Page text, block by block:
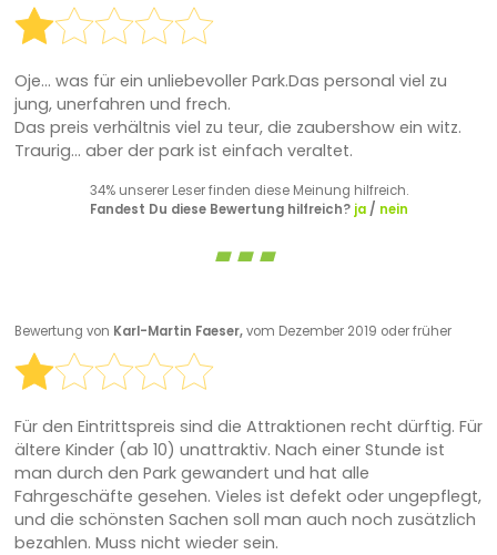
Oje... was für ein unliebevoller Park.Das personal viel zu
jung, unerfahren und frech.
Das preis verhältnis viel zu teur, die zaubershow ein witz.
Traurig... aber der park ist einfach veraltet.
34% unserer Leser finden diese Meinung hilfreich.
Fandest Du diese Bewertung hilfreich? ja/ nein
Bewertung von Karl-Martin Faeser,vom Dezember 2019 oder früher
Für den Eintrittspreis sind die Attraktionen recht dürftig. Für
ältere Kinder (ab 10) unattraktiv. Nach einer Stunde ist
man durch den Park gewandert und hat alle
Fahrgeschäfte gesehen. Vieles ist defekt oder ungepflegt,
und die schönsten Sachen soll man auch noch zusätzlich
bezahlen. Muss nicht wieder sein.